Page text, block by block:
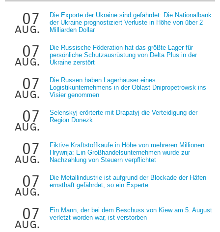
07
aug.
Die Exporte der Ukraine sind gefährdet: Die Nationalbank
der Ukraine prognostiziert Verluste in Höhe von über 2
Milliarden Dollar
07
aug.
Die Russische Föderation hat das größte Lager für
persönliche Schutzausrüstung von Delta Plus in der
Ukraine zerstört
07
aug.
Die Russen haben Lagerhäuser eines
Logistikunternehmens in der Oblast Dnipropetrowsk ins
Visier genommen
07
aug.
Selenskyj erörterte mit Drapatyj die Verteidigung der
Region Donezk
07
aug.
Fiktive Kraftstoffkäufe in Höhe von mehreren Millionen
Hrywnja: Ein Großhandelsunternehmen wurde zur
Nachzahlung von Steuern verpflichtet
07
aug.
Die Metallindustrie ist aufgrund der Blockade der Häfen
ernsthaft gefährdet, so ein Experte
07
aug.
Ein Mann, der bei dem Beschuss von Kiew am 5. August
verletzt worden war, ist verstorben